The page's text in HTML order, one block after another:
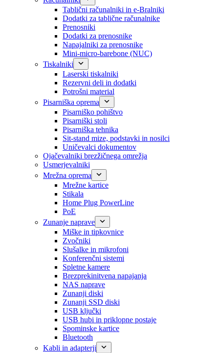
Tablični računalniki in e-Bralniki
Dodatki za tablične računalnike
Prenosniki
Dodatki za prenosnike
Napajalniki za prenosnike
Mini-micro-barebone (NUC)
Tiskalniki
Laserski tiskalniki
Rezervni deli in dodatki
Potrošni material
Pisarniška oprema
Pisarniško pohištvo
Pisarniški stoli
Pisarniška tehnika
Sit-stand mize, podstavki in nosilci
Uničevalci dokumentov
Ojačevalniki brezžičnega omrežja
Usmerjevalniki
Mrežna oprema
Mrežne kartice
Stikala
Home Plug PowerLine
PoE
Zunanje naprave
Miške in tipkovnice
Zvočniki
Slušalke in mikrofoni
Konferenčni sistemi
Spletne kamere
Brezprekinitvena napajanja
NAS naprave
Zunanji diski
Zunanji SSD diski
USB ključki
USB hubi in priklopne postaje
Spominske kartice
Bluetooth
Kabli in adapterji